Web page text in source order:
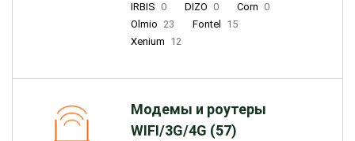
IRBIS 0 DIZO 0 Corn 0
Olmio 23 Fontel
15
Xenium 12
Модемы и роутеры
WIFI/3G/4G (57)